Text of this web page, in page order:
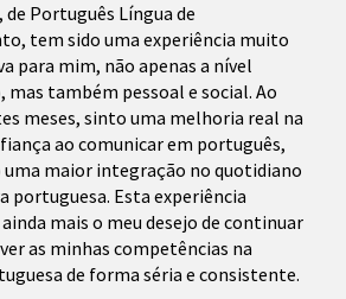
de Português Língua de
tem sido uma experiência muito
para mim, não apenas a nível
mas também pessoal e social. Ao
meses, sinto uma melhoria real na
ao comunicar em português,
uma maior integração no quotidiano
portuguesa. Esta experiência
mais o meu desejo de continuar
as minhas competências na
de forma séria e consistente.